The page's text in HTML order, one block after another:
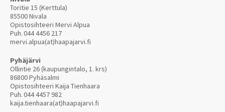
Toritie 15 (Kerttula)
85500 Nivala
Opistosihteeri Mervi Alpua
Puh.044 4456 217
mervi.alpua(at)haapajarvi.fi
Pyhäjärvi
Ollintie 26 (kaupungintalo, 1. krs)
86800 Pyhäsalmi
Opistosihteeri Kaija Tienhaara
Puh.044 4457 982
kaija.tienhaara(at)haapajarvi.fi